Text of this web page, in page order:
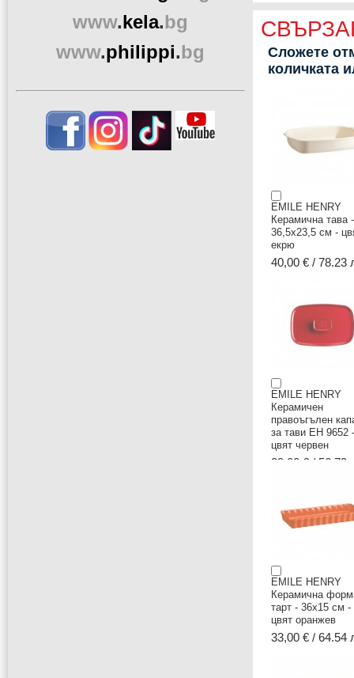
Сложете
количката
EMILE HENRY
Керамична тава -
36,5х23,5 см -
екрю
40,00 € / 78.23
EMILE HENRY
Керамичен
правоъгълен
за тави EH 9652 -
цвят червен
29,00 € / 56.72
EMILE HENRY
Керамична
тарт - 36x15 см -
цвят оранжев
33,00 € / 64.54
www.kela.bg
www.philippi.bg